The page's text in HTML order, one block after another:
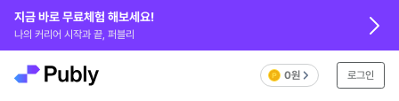
지금 바로 무료체험 해보세요!
나의 커리어 시작과 끝, 퍼블리
0원 로그인